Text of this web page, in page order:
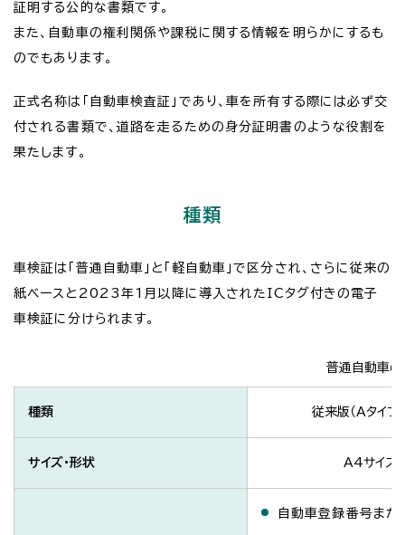
証明する公的な書類です。
また、自動車の権利関係や課税に関する情報を明らかにするも
のでもあります。
正式名称は「自動車検査証」であり、車を所有する際には必ず交
付される書類で、道路を走るための身分証明書のような役割を
果たします。
種類
車検証は「普通自動車」と「軽自動車」で区分され、さらに従来の
紙ベースと2023年1月以降に導入されたICタグ付きの電子
車検証に分けられます。
普通自動車
種類 従来版（Aタイプ
サイズ・形状 A4サイズ
自動車登録番号また